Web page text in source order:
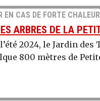
EN CAS DE FORTE CHALEUR
ARBRES DE LA
2024, le Jardin
800 mètres de